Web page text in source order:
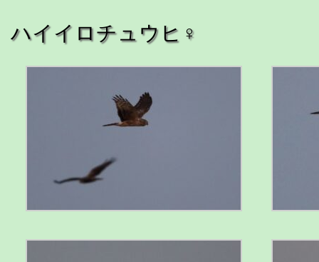
ハイイロチュウヒ♀